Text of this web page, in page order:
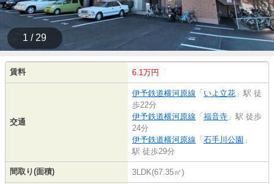
1 / 29
賃料 6.1万円
交通
伊予鉄道横河原線 「 いよ立花 」駅 徒
歩22分
伊予鉄道横河原線 「 福音寺 」駅 徒歩
24分
伊予鉄道横河原線 「 石手川公園 」
駅 徒歩29分
間取り(面積) 3LDK(67.35㎡)